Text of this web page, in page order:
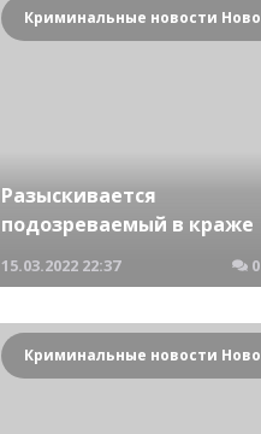
Разыскивается
подозреваемый в краже
15.03.2022 22:37 0